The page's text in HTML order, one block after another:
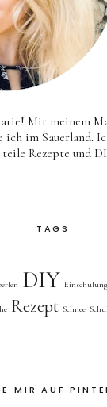
Mit meinem
ich im Sauerland.
Rezepte und
TAGS
DIY Einschulung
Rezept Schnee
MIR AUF